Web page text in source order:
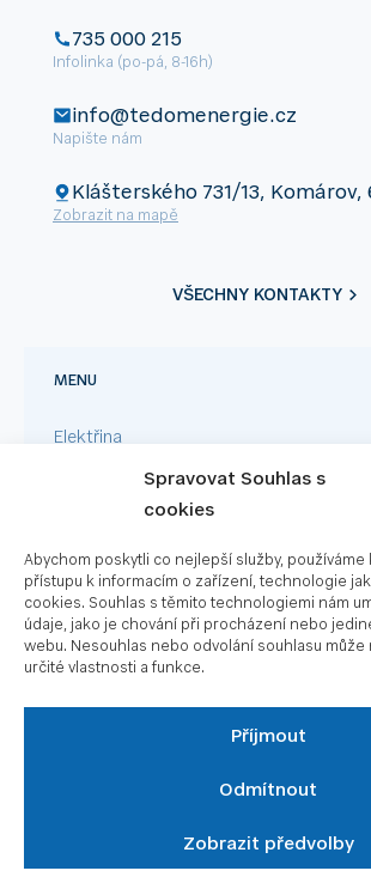
Spravovat Souhlas s
cookies
Abychom poskytli co nejlepší služby,
přístupu k informacím o zařízení, technologie
cookies. Souhlas s těmito technologiemi nám
údaje, jako je chování při procházení nebo
webu. Nesouhlas nebo odvolání souhlasu
určité vlastnosti a funkce.
Příjmout
Odmítnout
Zobrazit předvolby
735 000 215
Infolinka (po-pá, 8-16h)
info@tedomenergie.cz
Napište nám
Klášterského 731/13, Komárov,
Zobrazit na mapě
VŠECHNY KONTAKTY
MENU
Elektřina
Velkoodběr
Fotovoltaika